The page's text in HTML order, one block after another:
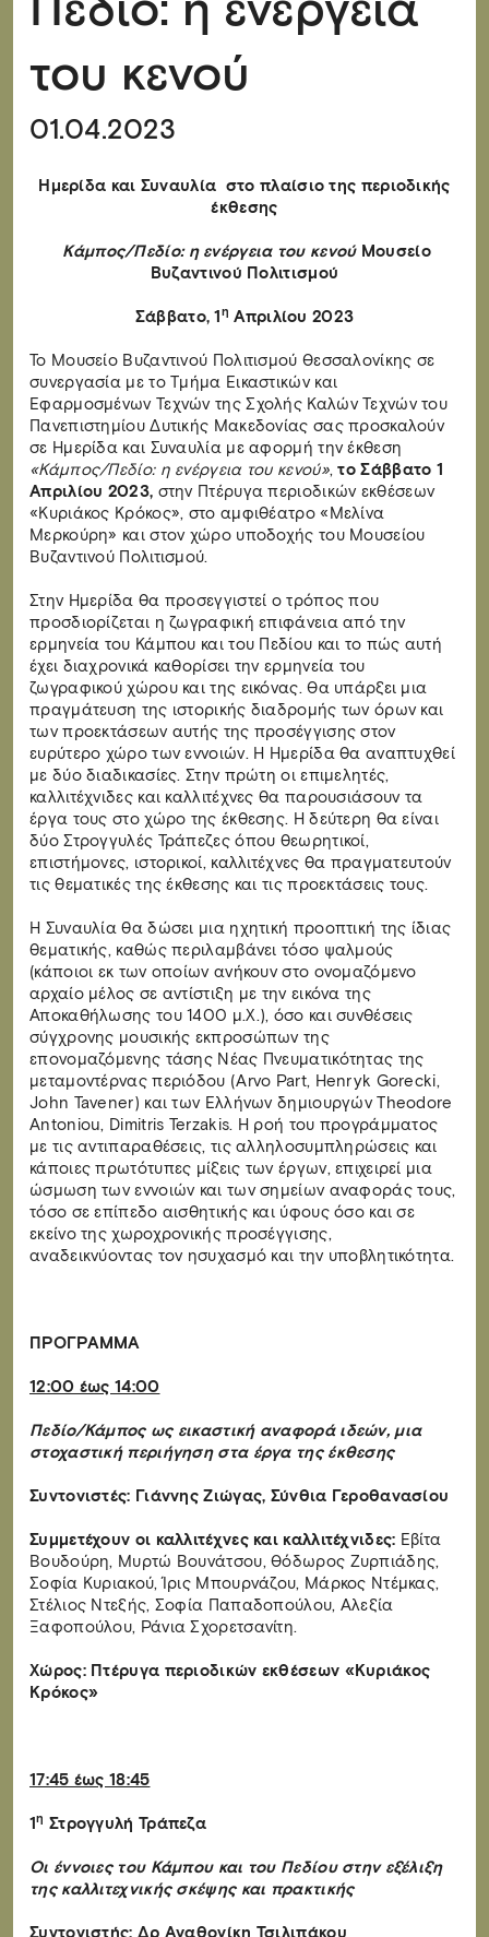
του κενού
01.04.2023
Ημερίδα και Συναυλία στο πλαίσιο της περιοδικής
έκθεσης
Κάμπος/Πεδίο: η ενέργεια του κενού Μουσείο
Βυζαντινού Πολιτισμού
Σάββατο, 1η Απριλίου 2023
To Μουσείο Βυζαντινού Πολιτισμού Θεσσαλονίκης σε
συνεργασία με το Τμήμα Εικαστικών και
Εφαρμοσμένων Τεχνών της Σχολής Καλών Τεχνών του
Πανεπιστημίου Δυτικής Μακεδονίας σας προσκαλούν
σε Ημερίδα και Συναυλία με αφορμή την έκθεση
«Κάμπος/Πεδίο: η ενέργεια του κενού»,το Σάββατο 1
Απριλίου 2023, στην Πτέρυγα περιοδικών εκθέσεων
«Κυριάκος Κρόκος», στο αμφιθέατρο «Μελίνα
Μερκούρη» και στον χώρο υποδοχής του Μουσείου
Βυζαντινού Πολιτισμού.
Στην Ημερίδα θα προσεγγιστεί ο τρόπος που
προσδιορίζεται η ζωγραφική επιφάνεια από την
ερμηνεία του Κάμπου και του Πεδίου και το πώς αυτή
έχει διαχρονικά καθορίσει την ερμηνεία του
ζωγραφικού χώρου και της εικόνας. Θα υπάρξει μια
πραγμάτευση της ιστορικής διαδρομής των όρων και
των προεκτάσεων αυτής της προσέγγισης στον
ευρύτερο χώρο των εννοιών. Η Ημερίδα θα αναπτυχθεί
με δύο διαδικασίες. Στην πρώτη οι επιμελητές,
καλλιτέχνιδες και καλλιτέχνες θα παρουσιάσουν τα
έργα τους στο χώρο της έκθεσης. Η δεύτερη θα είναι
δύο Στρογγυλές Τράπεζες όπου θεωρητικοί,
επιστήμονες, ιστορικοί, καλλιτέχνες θα πραγματευτούν
τις θεματικές της έκθεσης και τις προεκτάσεις τους.
Η Συναυλία θα δώσει μια ηχητική προοπτική της ίδιας
θεματικής, καθώς περιλαμβάνει τόσο ψαλμούς
(κάποιοι εκ των οποίων ανήκουν στο ονομαζόμενο
αρχαίο μέλος σε αντίστιξη με την εικόνα της
Αποκαθήλωσης του 1400 μ.Χ.), όσο και συνθέσεις
σύγχρονης μουσικής εκπροσώπων της
επονομαζόμενης τάσης Νέας Πνευματικότητας της
μεταμοντέρνας περιόδου (Arvo Part, Henryk Gorecki,
John Tavener) και των Ελλήνων δημιουργών Theodore
Antoniou, Dimitris Terzakis. Η ροή του προγράμματος
με τις αντιπαραθέσεις, τις αλληλοσυμπληρώσεις και
κάποιες πρωτότυπες μίξεις των έργων, επιχειρεί μια
ώσμωση των εννοιών και των σημείων αναφοράς τους,
τόσο σε επίπεδο αισθητικής και ύφους όσο και σε
εκείνο της χωροχρονικής προσέγγισης,
αναδεικνύοντας τον ησυχασμό και την υποβλητικότητα.
ΠΡΟΓΡΑΜΜΑ
12:00 έως 14:00
Πεδίο/Κάμπος ως εικαστική αναφορά ιδεών, μια
στοχαστική περιήγηση στα έργα της έκθεσης
Συντονιστές: Γιάννης Ζιώγας, Σύνθια Γεροθανασίου
Συμμετέχουν οι καλλιτέχνες και καλλιτέχνιδες: Εβίτα
Βουδούρη, Μυρτώ Βουνάτσου, Θόδωρος Ζυρπιάδης,
Σοφία Κυριακού, Ίρις Μπουρνάζου, Μάρκος Ντέμκας,
Στέλιος Ντεξής, Σοφία Παπαδοπούλου, Αλεξία
Ξαφοπούλου, Ράνια Σχορετσανίτη.
Χώρος: Πτέρυγα περιοδικών εκθέσεων «Κυριάκος
Κρόκος»
17:45 έως 18:45
1η Στρογγυλή Τράπεζα
Οι έννοιες του Κάμπου και του Πεδίου στην εξέλιξη
της καλλιτεχνικής σκέψης και πρακτικής
Συντονιστής: Δρ Αγαθονίκη Τσιλιπάκου